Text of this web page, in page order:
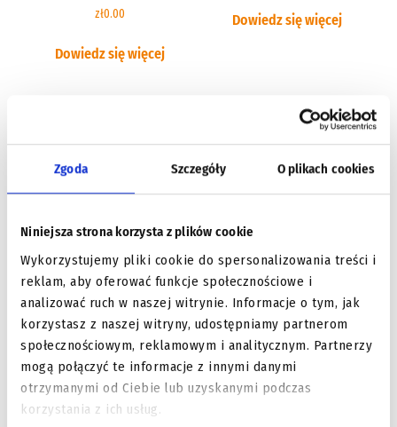
Zgoda Szczegóły O plikach cookies
Niniejsza strona korzysta z plików cookie
Wykorzystujemy pliki cookie do spersonalizowania treści i
reklam, aby oferować funkcje społecznościowe i
analizować ruch w naszej witrynie. Informacje o tym, jak
korzystasz z naszej witryny, udostępniamy partnerom
społecznościowym, reklamowym i analitycznym. Partnerzy
mogą połączyć te informacje z innymi danymi
otrzymanymi od Ciebie lub uzyskanymi podczas
korzystania z ich usług.
zł0.00
Dowiedz się więcej
Dowiedz się więcej
Zestaw 8-miu kluczy
rurowych dwustronnych,
wzmocnionych (art. 930)
Beta – 930/S8
zł0.00
Dowiedz się więcej